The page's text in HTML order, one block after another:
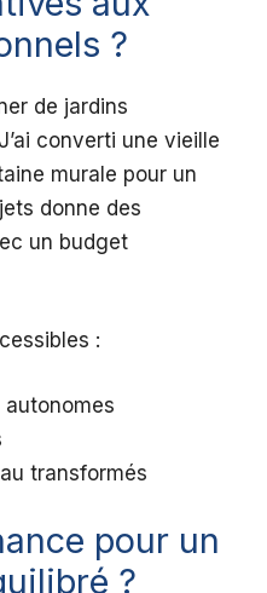
?
de jardins
converti une vieille
murale pour un
donne des
un budget
:
autonomes
transformés
pour un
?